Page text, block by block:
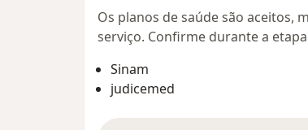
Os planos de saúde são aceitos,
serviço. Confirme durante a
Sinam
judicemed